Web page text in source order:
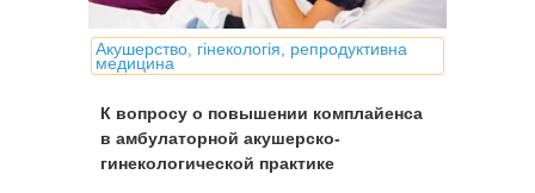
Акушерство, гінекологія, репродуктивна
медицина
К вопросу о повышении комплайенса
в амбулаторной акушерско-
гинекологической практике